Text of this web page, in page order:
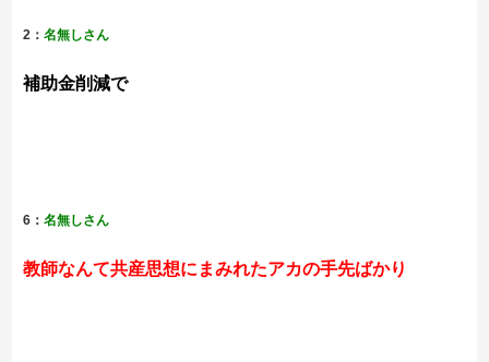
2：名無しさん
補助金削減で
6：名無しさん
教師なんて共産思想にまみれたアカの手先ばかり